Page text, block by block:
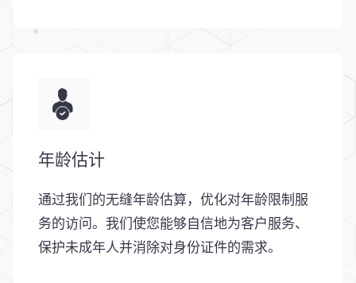
年龄估计
通过我们的无缝年龄估算，优化对年龄限制服
务的访问。我们使您能够自信地为客户服务、
保护未成年人并消除对身份证件的需求。